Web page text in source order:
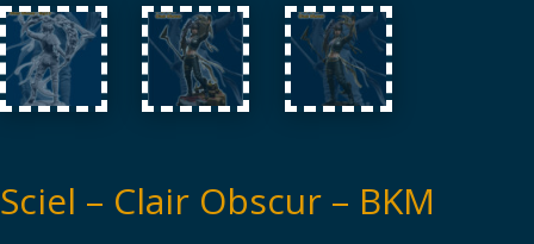
Sciel – Clair Obscur – BKM